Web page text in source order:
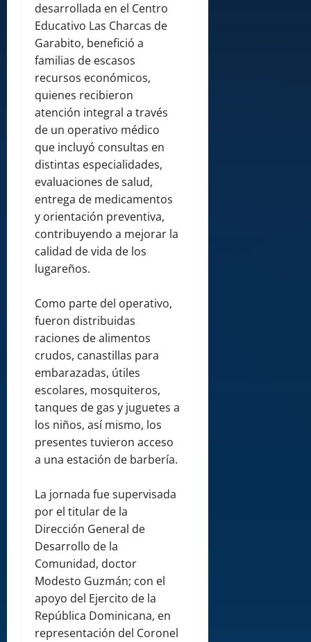
desarrollada en el Centro
Educativo Las Charcas de
Garabito, benefició a
familias de escasos
recursos económicos,
quienes recibieron
atención integral a través
de un operativo médico
que incluyó consultas en
distintas especialidades,
evaluaciones de salud,
entrega de medicamentos
y orientación preventiva,
contribuyendo a mejorar la
calidad de vida de los
lugareños.
Como parte del operativo,
fueron distribuidas
raciones de alimentos
crudos, canastillas para
embarazadas, útiles
escolares, mosquiteros,
tanques de gas y juguetes a
los niños, así mismo, los
presentes tuvieron acceso
a una estación de barbería.
La jornada fue supervisada
por el titular de la
Dirección General de
Desarrollo de la
Comunidad, doctor
Modesto Guzmán; con el
apoyo del Ejercito de la
República Dominicana, en
representación del Coronel